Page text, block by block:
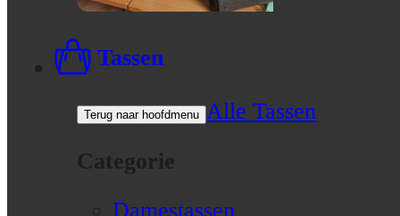
Tassen
Terug naar hoofdmenu Alle Tassen
Categorie
Damestassen